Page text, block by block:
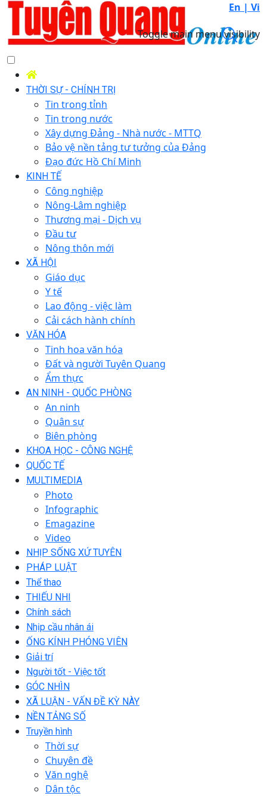
En | Vi
Toggle main menu visibility
THỜI SỰ - CHÍNH TRỊ
Tin trong tỉnh
Tin trong nước
Xây dựng Đảng - Nhà nước - MTTQ
Bảo vệ nền tảng tư tưởng của Đảng
Đạo đức Hồ Chí Minh
KINH TẾ
Công nghiệp
Nông-Lâm nghiệp
Thương mại - Dịch vụ
Đầu tư
Nông thôn mới
XÃ HỘI
Giáo dục
Y tế
Lao động - việc làm
Cải cách hành chính
VĂN HÓA
Tinh hoa văn hóa
Đất và người Tuyên Quang
Ẩm thực
AN NINH - QUỐC PHÒNG
An ninh
Quân sự
Biên phòng
KHOA HỌC - CÔNG NGHỆ
QUỐC TẾ
MULTIMEDIA
Photo
Infographic
Emagazine
Video
NHỊP SỐNG XỨ TUYÊN
PHÁP LUẬT
Thể thao
THIẾU NHI
Chính sách
Nhịp cầu nhân ái
ỐNG KÍNH PHÓNG VIÊN
Giải trí
Người tốt - Việc tốt
GÓC NHÌN
XÃ LUẬN - VẤN ĐỀ KỲ NÀY
NỀN TẢNG SỐ
Truyền hình
Thời sự
Chuyên đề
Văn nghệ
Dân tộc